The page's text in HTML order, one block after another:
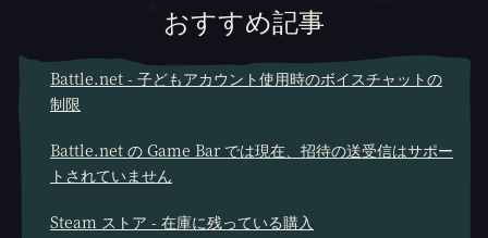
おすすめ記事
Battle.net - 子どもアカウント使用時のボイスチャットの
制限
Battle.net の Game Bar では現在、招待の送受信はサポー
トされていません
Steam ストア - 在庫に残っている購入